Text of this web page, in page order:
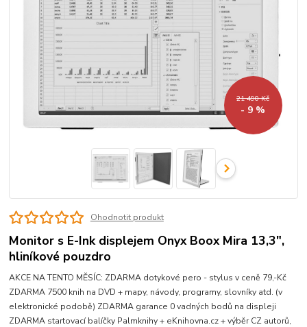
21 490 Kč
- 9 %
Ohodnotit produkt
Monitor s E-Ink displejem Onyx Boox Mira 13,3",
hliníkové pouzdro
AKCE NA TENTO MĚSÍC: ZDARMA dotykové pero - stylus v ceně 79,-Kč
ZDARMA 7500 knih na DVD + mapy, návody, programy, slovníky atd. (v
elektronické podobě) ZDARMA garance 0 vadných bodů na displeji
ZDARMA startovací balíčky Palmknihy + eKnihovna.cz + výběr CZ autorů,